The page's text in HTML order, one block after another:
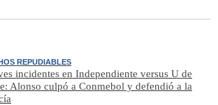
REPUDIABLES
incidentes en Independiente versus U de
Alonso culpó a Conmebol y defendió a la